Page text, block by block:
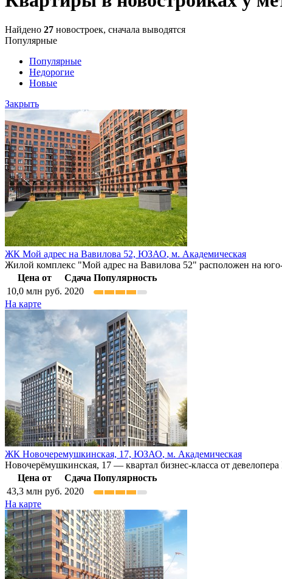
Найдено 27 новостроек, сначала выводятся
Популярные
Популярные
Недорогие
Новые
Закрыть
ЖК Мой адрес на Вавилова 52, ЮЗАО, м. Академическая
Жилой комплекс "Мой адрес на Вавилова 52" расположен на
Цена от
Сдача Популярность
10,0 млн руб. 2020
На карте
ЖК Новочеремушкинская, 17, ЮЗАО, м. Академическая
Новочерёмушкинская, 17 — квартал бизнес-класса от
Цена от
Сдача Популярность
43,3 млн руб. 2020
На карте